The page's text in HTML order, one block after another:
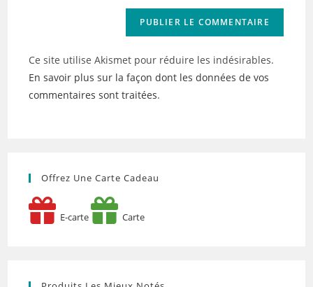
Ce site utilise Akismet pour réduire les indésirables.
En savoir plus sur la façon dont les données de vos
commentaires sont traitées.
Offrez Une Carte Cadeau
E-carte Carte